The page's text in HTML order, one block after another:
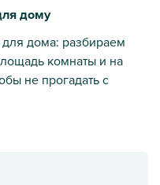
дому
дома: разбираем
комнаты и на
не прогадать с